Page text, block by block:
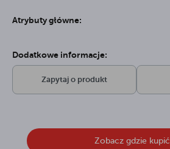
Atrybuty główne:
Dodatkowe informacje:
Zapytaj o produkt
Zobacz gdzie kupić